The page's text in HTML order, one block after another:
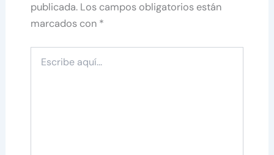
publicada. Los campos obligatorios están
marcados con *
aquí...